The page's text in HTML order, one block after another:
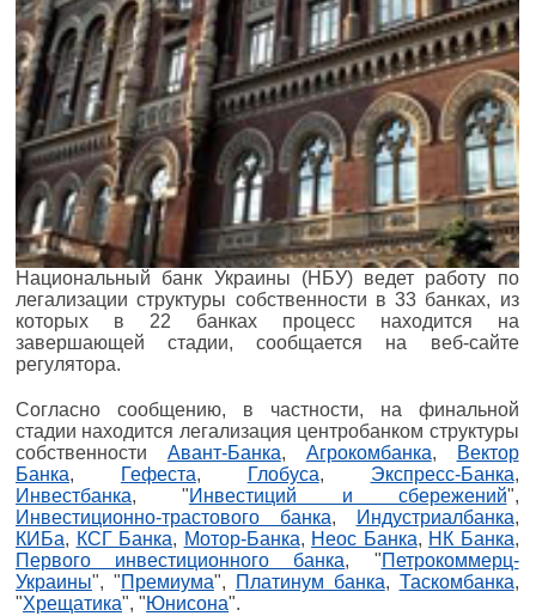
Национальный банк Украины (НБУ) ведет работу по
легализации структуры собственности в 33 банках, из
которых в 22 банках процесс находится на
завершающей стадии, сообщается на веб-сайте
регулятора.
Согласно сообщению, в частности, на финальной
стадии находится легализация центробанком структуры
собственности Авант-Банка, Агрокомбанка,
Вектор
Банка, Гефеста, Глобуса, Экспресс-Банка,
Инвестбанка, "Инвестиций и сбережений",
Инвестиционно-трастового банка, Индустриалбанка,
КИБа, КСГ Банка, Мотор-Банка, Неос Банка, НК Банка,
Первого инвестиционного банка, "Петрокоммерц-
Украины", "Премиума", Платинум банка, Таскомбанка,
"Хрещатика", "Юнисона".